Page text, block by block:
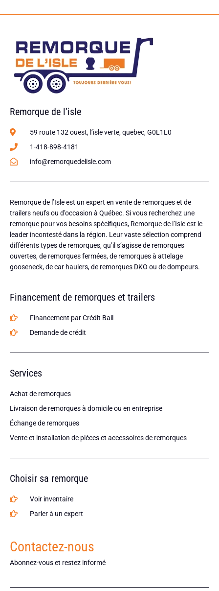
Remorque de l’isle
59 route 132 ouest, l’isle verte, quebec, G0L1L0
1-418-898-4181
info@remorquedelisle.com
Remorque de l’Isle est un expert en vente de remorques et de
trailers neufs ou d’occasion à Québec. Si vous recherchez une
remorque pour vos besoins spécifiques, Remorque de l’Isle est le
leader incontesté dans la région. Leur vaste sélection comprend
différents types de remorques, qu’il s’agisse de remorques
ouvertes, de remorques fermées, de remorques à attelage
gooseneck, de car haulers, de remorques DKO ou de dompeurs.
Financement de remorques et trailers
Financement par Crédit Bail
Demande de crédit
Services
Achat de remorques
Livraison de remorques à domicile ou en entreprise
Échange de remorques
Vente et installation de pièces et accessoires de remorques
Choisir sa remorque
Voir inventaire
Parler à un expert
Contactez-nous
Abonnez-vous et restez informé